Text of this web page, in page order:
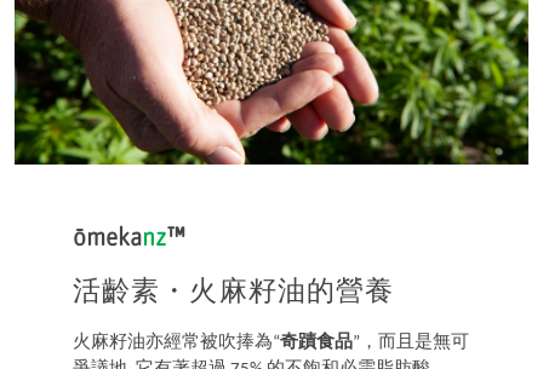
ōmekanz™
活齡素・火麻籽油的營養
火麻籽油亦經常被吹捧為“奇蹟食品”，而且是無可